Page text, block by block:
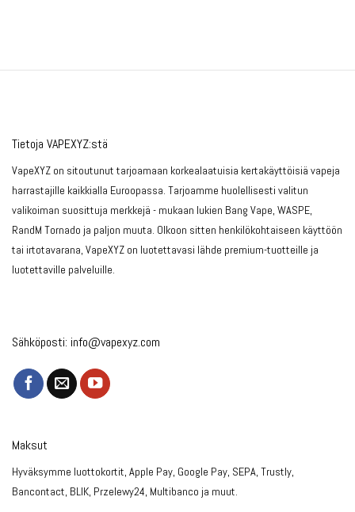
Tietoja VAPEXYZ:stä
VapeXYZ on sitoutunut tarjoamaan korkealaatuisia kertakäyttöisiä vapeja
harrastajille kaikkialla Euroopassa. Tarjoamme huolellisesti valitun
valikoiman suosittuja merkkejä - mukaan lukien Bang Vape, WASPE,
RandM Tornado ja paljon muuta. Olkoon sitten henkilökohtaiseen käyttöön
tai irtotavarana, VapeXYZ on luotettavasi lähde premium-tuotteille ja
luotettaville palveluille.
Sähköposti: info@vapexyz.com
Maksut
Hyväksymme luottokortit, Apple Pay, Google Pay, SEPA, Trustly,
Bancontact, BLIK, Przelewy24, Multibanco ja muut.